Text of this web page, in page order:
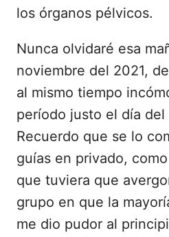
los órganos pélvicos.
Nunca olvidaré esa
noviembre del 2021,
al mismo tiempo
período justo el día del
Recuerdo que se lo
guías en privado,
que tuviera que
grupo en que la
me dio pudor al